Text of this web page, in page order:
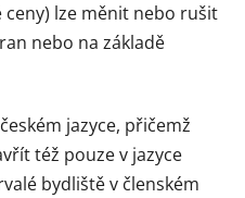
lze měnit nebo rušit
nebo na základě
jazyce, přičemž
též pouze v jazyce
bydliště v členském